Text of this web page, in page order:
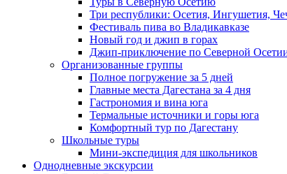
Три республики: Осетия, Ингушетия,
Фестиваль пива во Владикавказе
Новый год и джип в горах
Джип-приключение по Северной
Организованные группы
Полное погружение за 5 дней
Главные места Дагестана за 4 дня
Гастрономия и вина юга
Термальные источники и горы юга
Комфортный тур по Дагестану
Школьные туры
Мини-экспедиция для школьников
Однодневные экскурсии